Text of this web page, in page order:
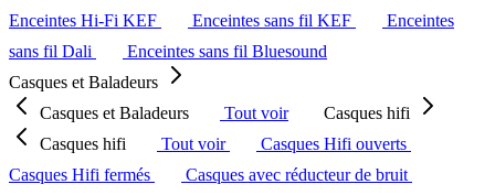
Enceintes Hi-Fi KEF
Enceintes sans fil KEF
Enceintes
sans fil Dali
Enceintes sans fil Bluesound
Casques et Baladeurs
Casques et Baladeurs
Tout voir
Casques hifi
Casques hifi
Tout voir
Casques Hifi ouverts
Casques Hifi fermés
Casques avec réducteur de bruit